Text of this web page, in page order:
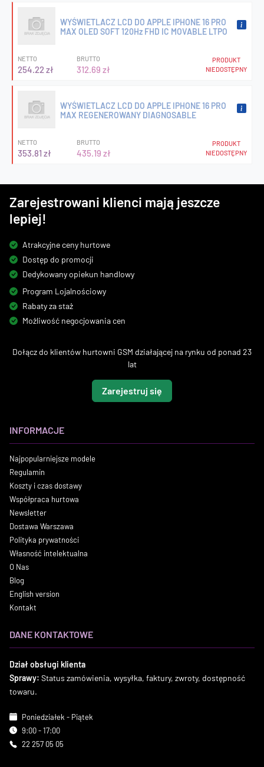
WYŚWIETLACZ LCD DO APPLE IPHONE 16 PRO
MAX OLED SOFT 120Hz FHD IC MOVABLE LTPO
NETTO
254.22 zł
BRUTTO
312.69 zł
PRODUKT
NIEDOSTĘPNY
WYŚWIETLACZ LCD DO APPLE IPHONE 16 PRO
MAX REGENEROWANY DIAGNOSABLE
NETTO
353.81 zł
BRUTTO
435.19 zł
PRODUKT
NIEDOSTĘPNY
Zarejestrowani klienci mają jeszcze
lepiej!
Atrakcyjne ceny hurtowe
Dostęp do promocji
Dedykowany opiekun handlowy
Program Lojalnościowy
Rabaty za staż
Możliwość negocjowania cen
Dołącz do klientów hurtowni GSM działającej na rynku od ponad 23
lat
Zarejestruj się
INFORMACJE
Najpopularniejsze modele
Regulamin
Koszty i czas dostawy
Współpraca hurtowa
Newsletter
Dostawa Warszawa
Polityka prywatności
Własność intelektualna
O Nas
Blog
English version
Kontakt
DANE KONTAKTOWE
Dział obsługi klienta
Sprawy: Status zamówienia, wysyłka, faktury, zwroty, dostępność
towaru.
Poniedziałek - Piątek
9:00 - 17:00
22 257 05 05